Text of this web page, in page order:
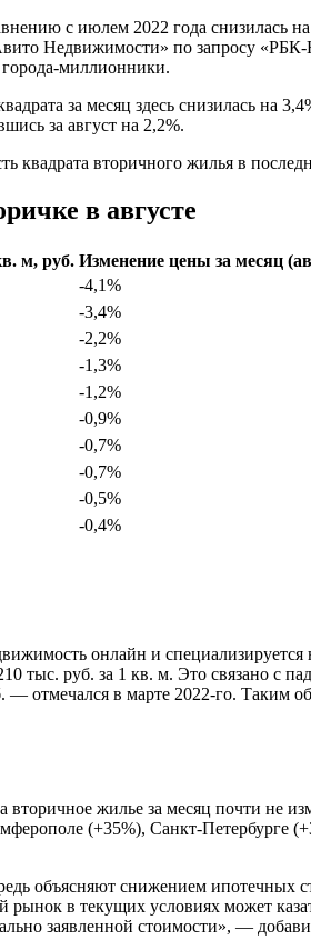
с июлем 2022 года снизилась
Недвижимости» по запросу
миллионники.
за месяц здесь снизилась на
за август на 2,2%.
вторичного жилья в
в августе
м, руб. Изменение цены за месяц
-4,1%
-3,4%
-2,2%
-1,3%
-1,2%
-0,9%
-0,7%
-0,7%
-0,5%
-0,4%
онлайн и
тыс. руб. за 1 кв. м. Это связано с
отмечался в марте 2022-го. Таким
жилье за месяц почти не
(+35%), Санкт-Петербурге
объясняют снижением ипотечных
в текущих условиях может
заявленной стоимости», —